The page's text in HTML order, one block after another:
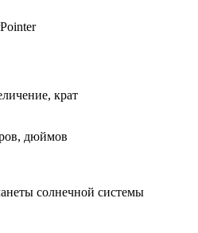
крат
дюймов
солнечной системы